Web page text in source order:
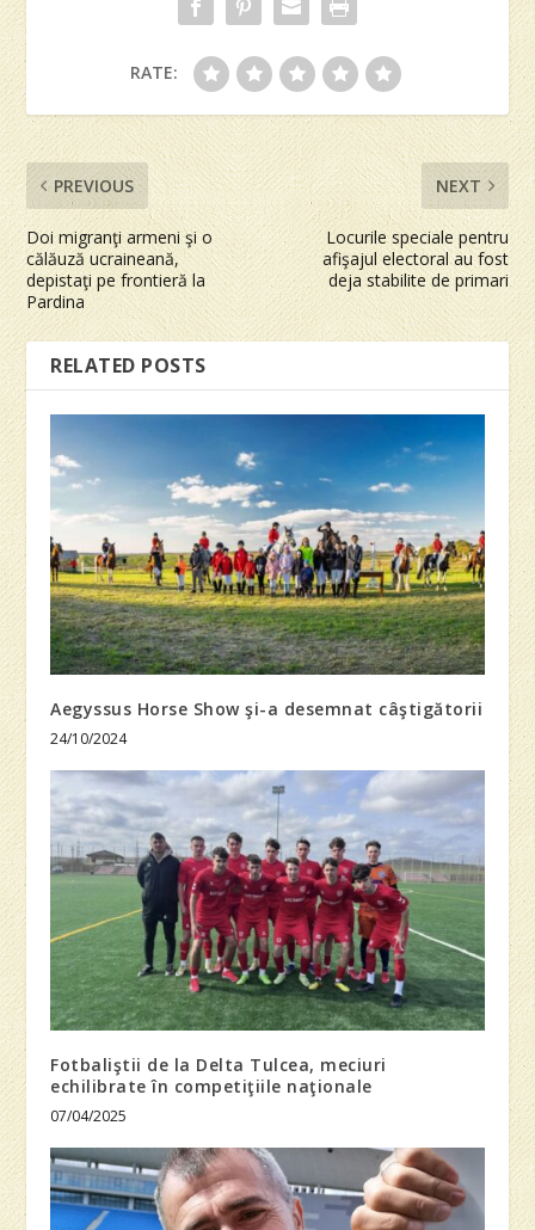
RATE:
PREVIOUS
Doi migranţi armeni şi o
călăuză ucraineană,
depistaţi pe frontieră la
Pardina
NEXT
Locurile speciale pentru
afişajul electoral au fost
deja stabilite de primari
RELATED POSTS
Aegyssus Horse Show şi-a desemnat câştigătorii
24/10/2024
Fotbaliştii de la Delta Tulcea, meciuri
echilibrate în competiţiile naţionale
07/04/2025